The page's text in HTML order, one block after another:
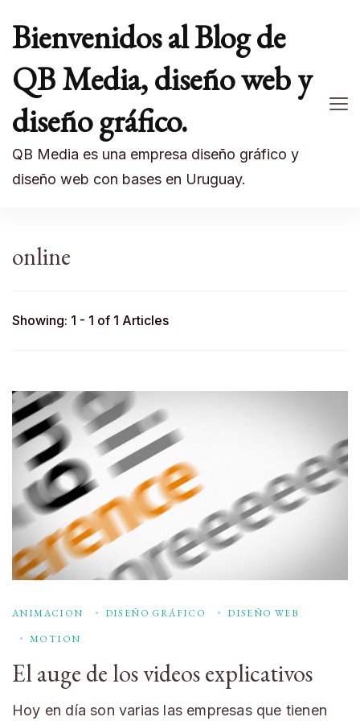
Bienvenidos al Blog de
QB Media, diseño web y
diseño gráfico.
QB Media es una empresa diseño gráfico y
diseño web con bases en Uruguay.
online
Showing: 1 - 1 of 1 Articles
ANIMACION DISEÑO GRÁFICO
DISEÑO WEB
MOTION
El auge de los videos explicativos
Hoy en día son varias las empresas que tienen